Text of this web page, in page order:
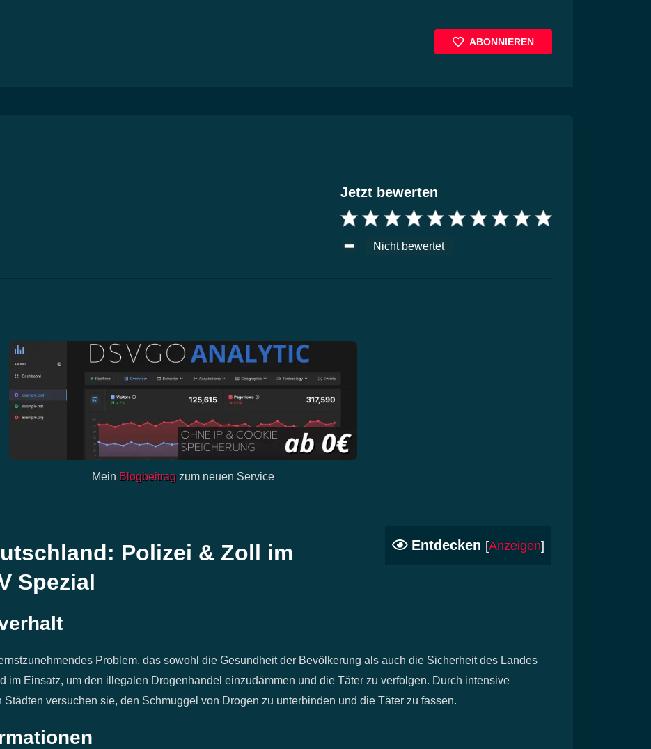
ABONNIEREN
Jetzt bewerten
Nicht bewertet
Mein Blogbeitrag zum neuen Service
Entdecken [Anzeigen]
Polizei & Zoll im
Spezial
Problem, das sowohl die Gesundheit der Bevölkerung als auch die Sicherheit des Landes
im Einsatz, um den illegalen Drogenhandel einzudämmen und die Täter zu verfolgen. Durch intensive
versuchen sie, den Schmuggel von Drogen zu unterbinden und die Täter zu fassen.